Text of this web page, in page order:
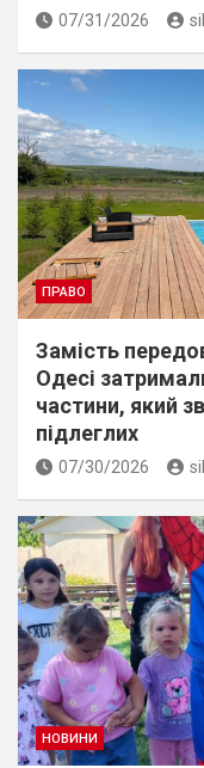
07/31/2026
ПРАВО
Замість
Одесі
частини, який
підлеглих
07/30/2026
НОВИНИ